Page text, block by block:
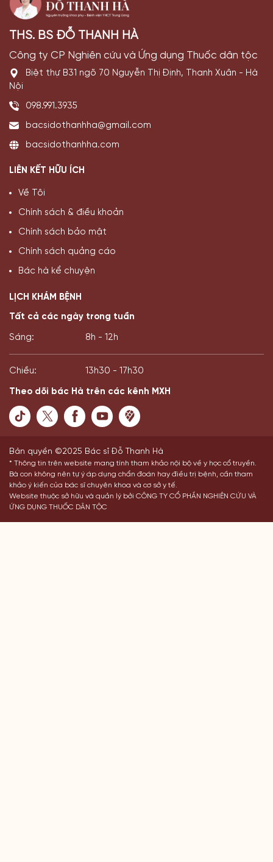
THS. BS ĐỖ THANH HÀ
Công ty CP Nghiên cứu và Ứng dụng Thuốc dân tộc
Biệt thự B31 ngõ 70 Nguyễn Thị Định, Thanh Xuân - Hà
Nội
098.991.3935
bacsidothanhha@gmail.com
bacsidothanhha.com
LIÊN KẾT HỮU ÍCH
Về Tôi
Chính sách & điều khoản
Chính sách bảo mật
Chính sách quảng cáo
Bác hà kể chuyện
LỊCH KHÁM BỆNH
Tất cả các ngày trong tuần
Sáng: 8h - 12h
Chiều: 13h30 - 17h30
Theo dõi bác Hà trên các kênh MXH
Bản quyền ©2025 Bác sĩ Đỗ Thanh Hà
* Thông tin trên website mang tính tham khảo nội bộ về y học cổ truyền.
Bà con không nên tự ý áp dụng chẩn đoán hay điều trị bệnh, cần tham
khảo ý kiến của bác sĩ chuyên khoa và cơ sở y tế.
Website thuộc sở hữu và quản lý bởi CÔNG TY CỔ PHẦN NGHIÊN CỨU VÀ
ỨNG DỤNG THUỐC DÂN TỘC